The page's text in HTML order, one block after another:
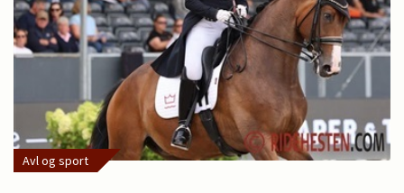
Avl og sport